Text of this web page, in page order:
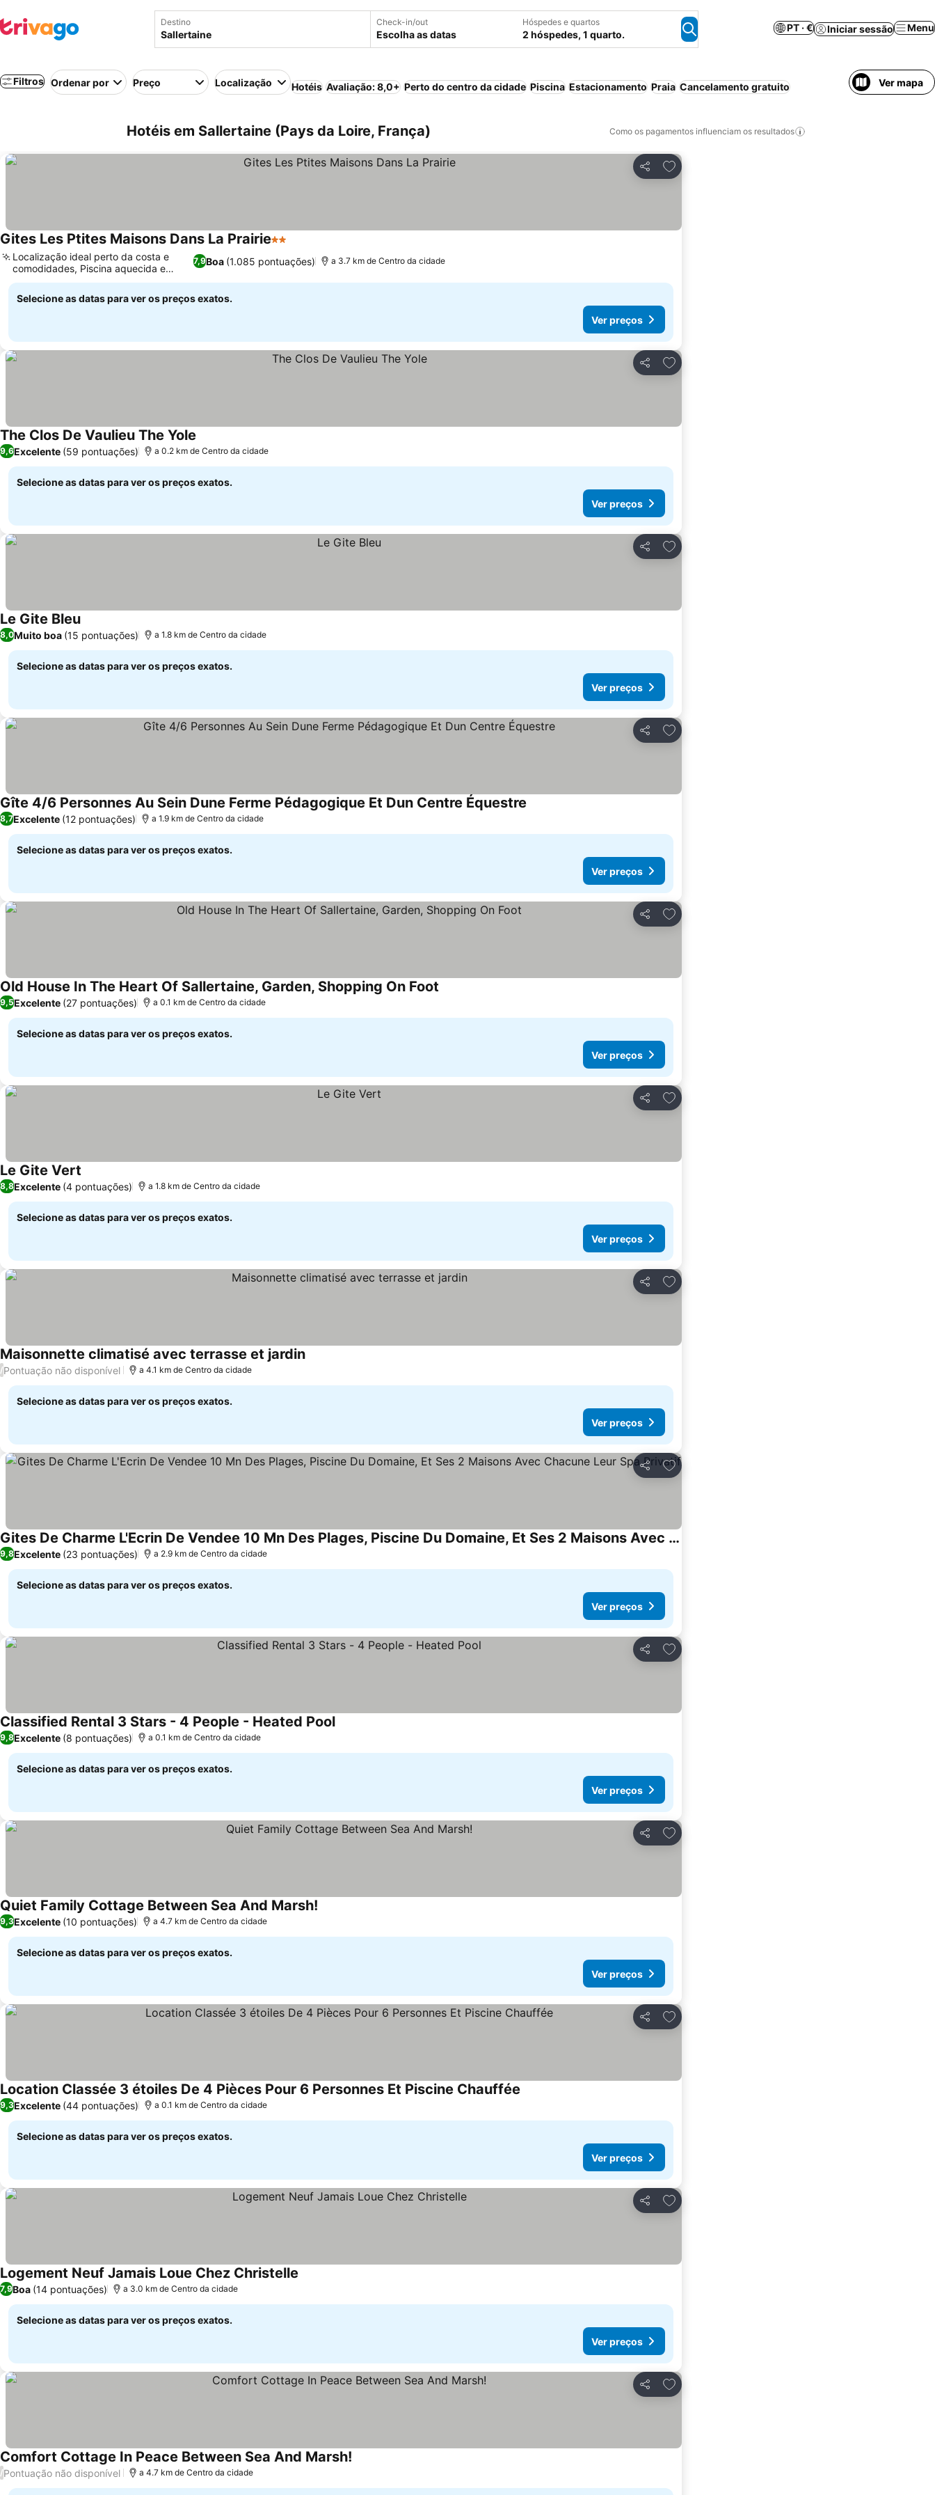
Destino Check-in/out
Escolha as datas
Hóspedes e quartos
2 hóspedes, 1 quarto.
PT · € Iniciar sessão Menu
Filtros Ordenar por Preço Localização Hotéis Avaliação: 8,0+ Perto do centro da cidade Piscina Estacionamento Praia Cancelamento gratuito Ver mapa
Hotéis em Sallertaine (Pays da Loire, França) Como os pagamentos influenciam os resultados
Partilhar
Adicionar aos favoritos
Gites Les Ptites Maisons Dans La Prairie2 Estrelas
7,9Boa (1.085 pontuações)
Localização ideal perto da costa e
comodidades, Piscina aquecida e
segura
a 3.7 km de Centro da cidade
Selecione as datas para ver os preços exatos.
Ver preços
Partilhar
Adicionar aos favoritos
The Clos De Vaulieu The Yole
9,6Excelente (59 pontuações) a 0.2 km de Centro da cidade
Selecione as datas para ver os preços exatos.
Ver preços
Partilhar
Adicionar aos favoritos
Le Gite BleuVer preços
8,0Muito boa (15 pontuações) a 1.8 km de Centro da cidade
Selecione as datas para ver os preços exatos.
Ver preços
Partilhar
Adicionar aos favoritos
Gîte 4/6 Personnes Au Sein Dune Ferme Pédagogique Et Dun Centre Équestre
8,7Excelente (12 pontuações) a 1.9 km de Centro da cidade
Selecione as datas para ver os preços exatos.
Ver preços
Partilhar
Adicionar aos favoritos
Old House In The Heart Of Sallertaine, Garden, Shopping On Foot
9,5Excelente (27 pontuações) a 0.1 km de Centro da cidade
Selecione as datas para ver os preços exatos.
Ver preços
Partilhar
Adicionar aos favoritos
Le Gite Vert
8,8Excelente (4 pontuações) a 1.8 km de Centro da cidade
Selecione as datas para ver os preços exatos.
Ver preços
Partilhar
Adicionar aos favoritos
Maisonnette climatisé avec terrasse et jardinVer preços
/Pontuação não disponível a 4.1 km de Centro da cidade
Selecione as datas para ver os preços exatos.
Ver preços
Partilhar
Adicionar aos favoritos
Gites De Charme L'Ecrin De Vendee 10 Mn Des Plages, Piscine Du Domaine, Et Ses 2 Maisons Avec Chacune Leur Spa Privatif
Ver preços
9,8Excelente (23 pontuações) a 2.9 km de Centro da cidade
Selecione as datas para ver os preços exatos.
Ver preços
Partilhar
Adicionar aos favoritos
Classified Rental 3 Stars - 4 People - Heated PoolVer preços
9,8Excelente (8 pontuações) a 0.1 km de Centro da cidade
Selecione as datas para ver os preços exatos.
Ver preços
Partilhar
Adicionar aos favoritos
Quiet Family Cottage Between Sea And Marsh!
9,3Excelente (10 pontuações) a 4.7 km de Centro da cidade
Selecione as datas para ver os preços exatos.
Ver preços
Partilhar
Adicionar aos favoritos
Location Classée 3 étoiles De 4 Pièces Pour 6 Personnes Et Piscine Chauffée
9,3Excelente (44 pontuações) a 0.1 km de Centro da cidade
Selecione as datas para ver os preços exatos.
Ver preços
Partilhar
Adicionar aos favoritos
Logement Neuf Jamais Loue Chez Christelle
7,9Boa (14 pontuações) a 3.0 km de Centro da cidade
Selecione as datas para ver os preços exatos.
Ver preços
Partilhar
Adicionar aos favoritos
Comfort Cottage In Peace Between Sea And Marsh!
/Pontuação não disponível a 4.7 km de Centro da cidade